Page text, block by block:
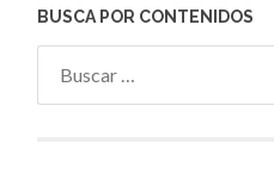
BUSCA POR CONTENIDOS